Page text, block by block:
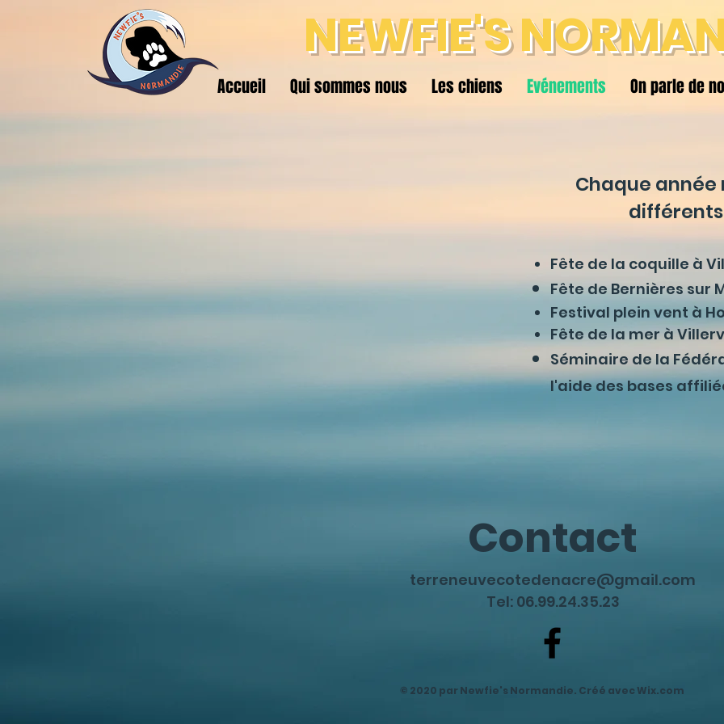
NEWFIE'S
Accueil Qui sommes nous Les chiens Evénements On parle de
Chaque
Fête de la coquille à
Fête de Bernières sur
Festival plein vent à
Fête de la mer à
Séminaire de la
l'aide des bases
Contact
terreneuvecotedenacre@gmail.com
Tel: 06.99.24.35.23
© 2020 par Newfie's Normandie. Créé avec Wix.com